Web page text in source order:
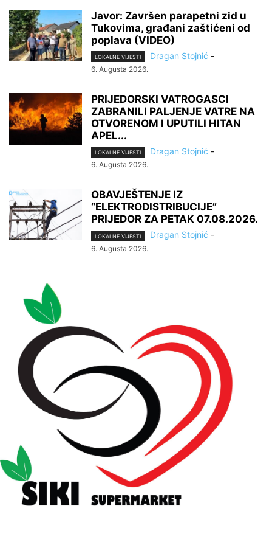
Javor: Završen parapetni zid u
Tukovima, građani zaštićeni od
poplava (VIDEO)
LOKALNE VIJESTI Dragan Stojnić -
6. Augusta 2026.
PRIJEDORSKI VATROGASCI
ZABRANILI PALJENJE VATRE NA
OTVORENOM I UPUTILI HITAN
APEL...
LOKALNE VIJESTI Dragan Stojnić -
6. Augusta 2026.
OBAVJEŠTENJE IZ
“ELEKTRODISTRIBUCIJE”
PRIJEDOR ZA PETAK 07.08.2026.
LOKALNE VIJESTI Dragan Stojnić -
6. Augusta 2026.